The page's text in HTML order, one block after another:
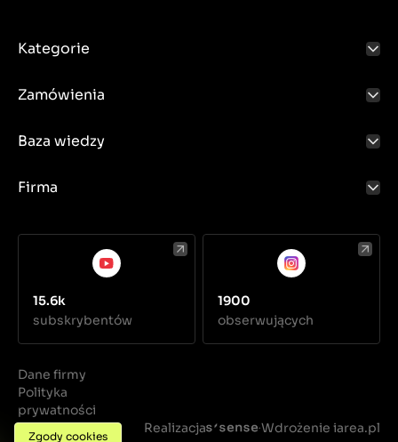
Kategorie
Zamówienia
Baza wiedzy
Firma
15.6k
subskrybentów
1900
obserwujących
Dane firmy
Polityka
prywatności
Regulamin
Realizacja ·Wdrożenie iarea.pl
Zgody cookies